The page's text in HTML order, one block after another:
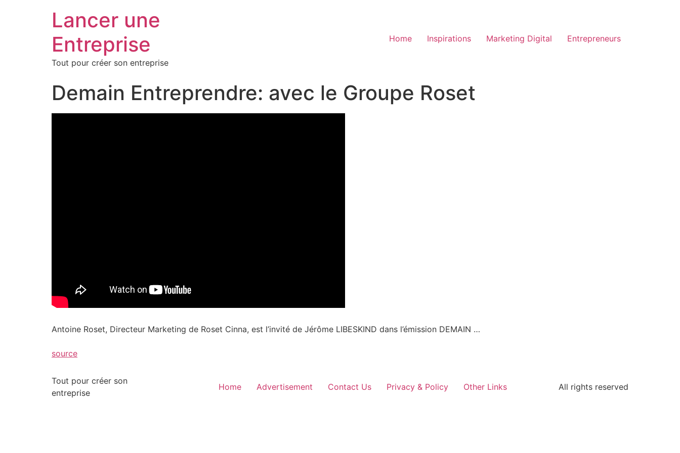
Lancer une
Entreprise
Tout pour créer son entreprise
Home Inspirations Marketing Digital Entrepreneurs
Demain Entreprendre: avec le Groupe Roset
Antoine Roset, Directeur Marketing de Roset Cinna, est l’invité de Jérôme LIBESKIND dans l’émission DEMAIN …
source
Tout pour créer son
entreprise
Home Advertisement Contact Us Privacy & Policy Other Links All rights reserved